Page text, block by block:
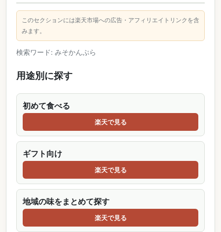
このセクションには楽天市場への広告・アフィリエイトリンクを含
みます。
検索ワード: みそかんぷら
用途別に探す
初めて食べる
楽天で見る
ギフト向け
楽天で見る
地域の味をまとめて探す
楽天で見る